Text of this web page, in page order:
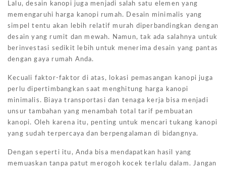
Lalu, desain kanopi juga menjadi salah satu elemen yang
memengaruhi harga kanopi rumah. Desain minimalis yang
simpel tentu akan lebih relatif murah diperbandingkan dengan
desain yang rumit dan mewah. Namun, tak ada salahnya untuk
berinvestasi sedikit lebih untuk menerima desain yang pantas
dengan gaya rumah Anda.
Kecuali faktor-faktor di atas, lokasi pemasangan kanopi juga
perlu dipertimbangkan saat menghitung harga kanopi
minimalis. Biaya transportasi dan tenaga kerja bisa menjadi
unsur tambahan yang menambah total tarif pembuatan
kanopi. Oleh karena itu, penting untuk mencari tukang kanopi
yang sudah terpercaya dan berpengalaman di bidangnya.
Dengan seperti itu, Anda bisa mendapatkan hasil yang
memuaskan tanpa patut merogoh kocek terlalu dalam. Jangan